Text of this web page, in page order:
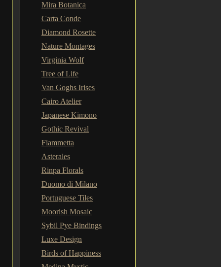
Mira Botanica
Carta Conde
Diamond Rosette
Nature Montages
Virginia Wolf
Tree of Life
Van Goghs Irises
Cairo Atelier
Japanese Kimono
Gothic Revival
Fiammetta
Asterales
Rinpa Florals
Duomo di Milano
Portuguese Tiles
Moorish Mosaic
Sybil Pye Bindings
Luxe Design
Birds of Happiness